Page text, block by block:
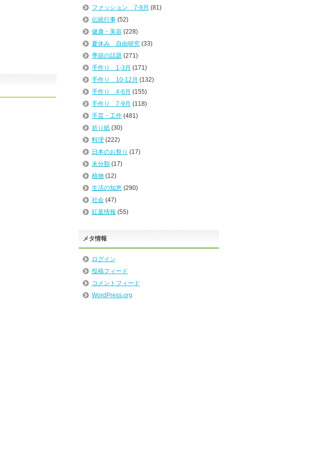
ファッション 7-9月 (81)
伝統行事(52)
健康・美容(228)
夏休み 自由研究(33)
季節の話題 (271)
手作り 1-3月 (171)
手作り 10-12月 (132)
手作り 4-6月 (155)
手作り 7-9月 (118)
手芸・工作(481)
折り紙(30)
料理 (222)
日本のお祭り (17)
未分類(17)
植物 (12)
生活の知恵(290)
社会(47)
紅葉情報 (55)
メタ情報
ログイン
投稿フィード
コメントフィード
WordPress.org